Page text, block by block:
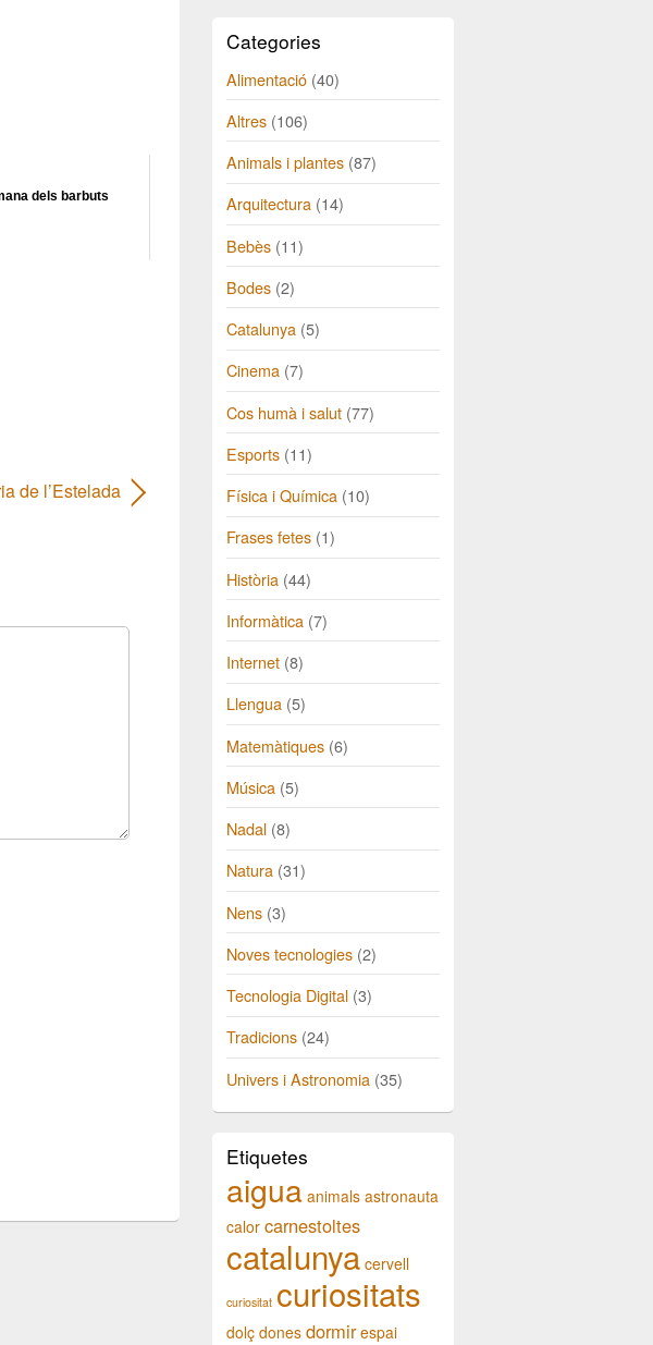
dels barbuts
de l’Estelada
Categories
Alimentació(40)
Altres(106)
Animals i plantes(87)
Arquitectura(14)
Bebès(11)
Bodes(2)
Catalunya(5)
Cinema(7)
Cos humà i salut(77)
Esports(11)
Física i Química(10)
Frases fetes(1)
Història(44)
Informàtica(7)
Internet(8)
Llengua(5)
Matemàtiques(6)
Música(5)
Nadal(8)
Natura(31)
Nens(3)
Noves tecnologies(2)
Tecnologia Digital(3)
Tradicions(24)
Univers i Astronomia(35)
Etiquetes
aigua animals astronauta
calor carnestoltes
catalunya cervell
curiositat curiositats
dolç dones dormir espai